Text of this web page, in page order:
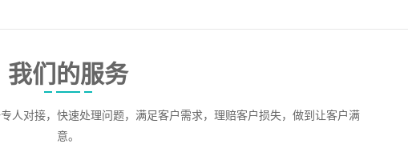
我们的服务
人对接，快速处理问题，满足客户需求，理赔客户损失，做到让客户满
意。